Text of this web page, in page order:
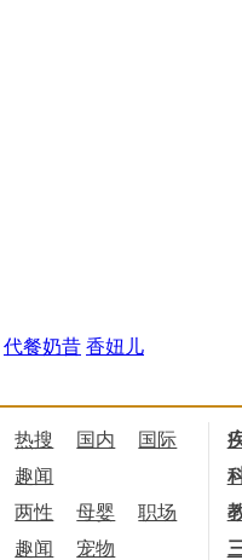
代餐奶昔 香妞儿
热搜 国内 国际
趣闻
两性 母婴 职场
趣闻 宠物